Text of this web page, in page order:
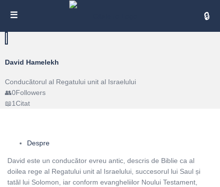
David Hamelekh
Conducătorul al Regatului unit al Israelului
0Followers
1Citat
Despre
David este un conducător evreu antic, descris de Biblie ca al
doilea rege al Regatului unit al Israelului, succesorul lui Saul și
tatăl lui Solomon, iar conform evangheliilor Noului Testament,